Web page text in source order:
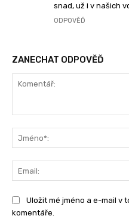
snad, už i v našich
ODPOVĚĎ
ZANECHAT ODPOVĚĎ
Uložit mé jméno a e-mail v
komentáře.